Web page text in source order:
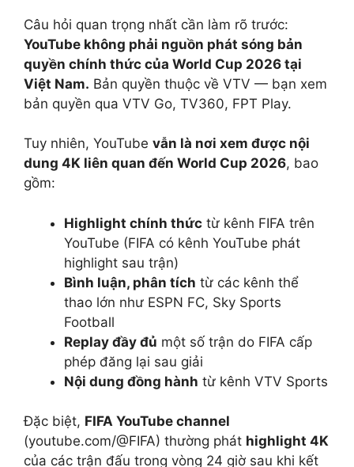
Câu hỏi quan trọng nhất cần làm rõ trước:
YouTube không phải nguồn phát sóng bản
quyền chính thức của World Cup 2026 tại
Việt Nam. Bản quyền thuộc về VTV — bạn xem
bản quyền qua VTV Go, TV360, FPT Play.
Tuy nhiên, YouTube vẫn là nơi xem được nội
dung 4K liên quan đến World Cup 2026, bao
gồm:
Highlight chính thức từ kênh FIFA trên
YouTube (FIFA có kênh YouTube phát
highlight sau trận)
Bình luận, phân tích từ các kênh thể
thao lớn như ESPN FC, Sky Sports
Football
Replay đầy đủ một số trận do FIFA cấp
phép đăng lại sau giải
Nội dung đồng hành từ kênh VTV Sports
Đặc biệt, FIFA YouTube channel
(youtube.com/@FIFA) thường phát highlight 4K
của các trận đấu trong vòng 24 giờ sau khi kết